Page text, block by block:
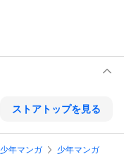
ストアトップを見る
少年マンガ 少年マンガ